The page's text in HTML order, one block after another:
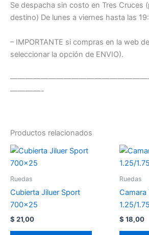
Se despacha sin costo en Tres Cruces
destino) De lunes a viernes hasta las
– IMPORTANTE si compras en la web
seleccionar la opción de ENVIO).
————-
Productos relacionados
Ruedas
Cubierta Jiluer Sport
700×25
$ 21,00
Ruedas
Camara
1.25/
$ 18,00